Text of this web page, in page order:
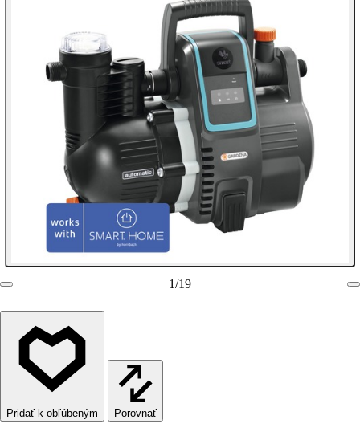
1/19
Porovnať